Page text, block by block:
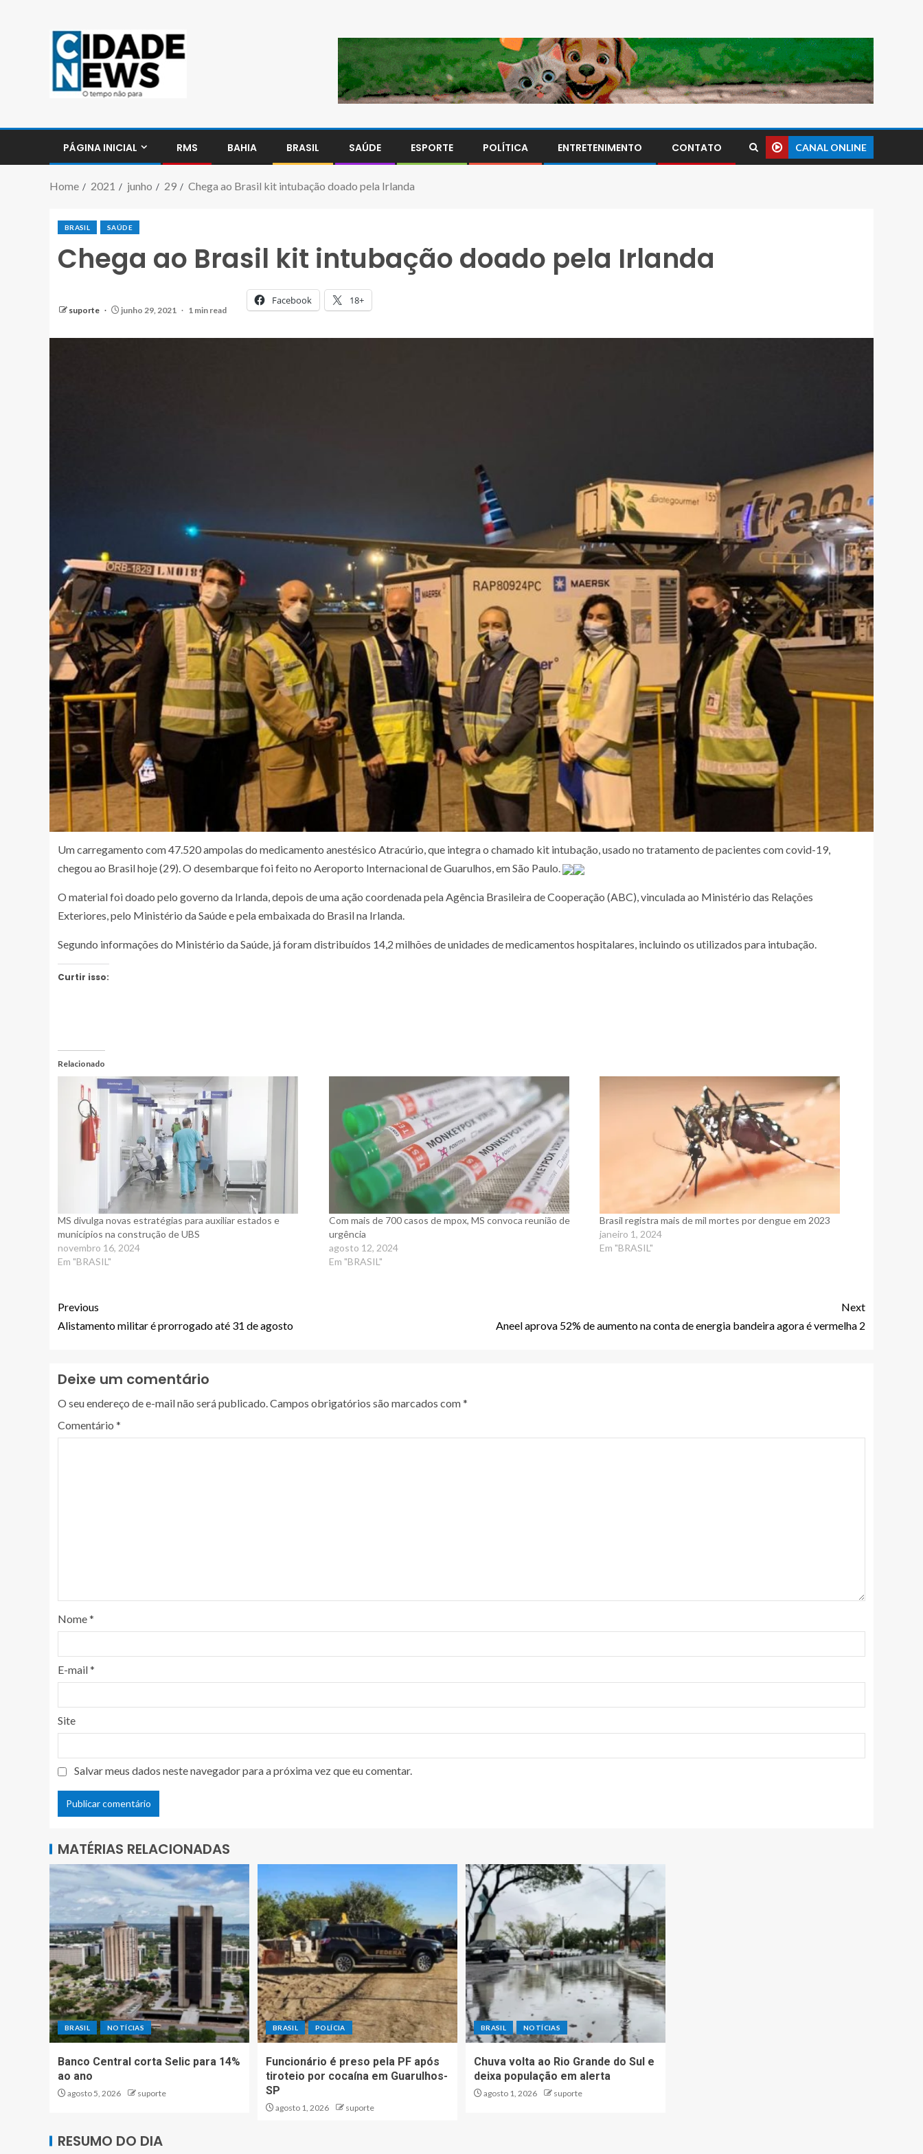
PÁGINA INICIAL RMS BAHIA BRASIL SAÚDE ESPORTE POLÍTICA ENTRETENIMENTO CONTATO CANAL ONLINE
Home 2021 junho 29 Chega ao Brasil kit intubação doado pela Irlanda
BRASIL SAÚDE
Chega ao Brasil kit intubação doado pela Irlanda
suporte junho 29, 2021 1 min read
Facebook 18+
Um carregamento com 47.520 ampolas do medicamento anestésico Atracúrio, que integra o chamado kit intubação, usado no tratamento de pacientes com covid-19,
chegou ao Brasil hoje (29). O desembarque foi feito no Aeroporto Internacional de Guarulhos, em São Paulo.
O material foi doado pelo governo da Irlanda, depois de uma ação coordenada pela Agência Brasileira de Cooperação (ABC), vinculada ao Ministério das Relações
Exteriores, pelo Ministério da Saúde e pela embaixada do Brasil na Irlanda.
Segundo informações do Ministério da Saúde, já foram distribuídos 14,2 milhões de unidades de medicamentos hospitalares, incluindo os utilizados para intubação.
Curtir isso:
Relacionado
MS divulga novas estratégias para auxiliar estados e
municípios na construção de UBS
novembro 16, 2024
Em "BRASIL"
Com mais de 700 casos de mpox, MS convoca reunião de
urgência
agosto 12, 2024
Em "BRASIL"
Brasil registra mais de mil mortes por dengue em 2023
janeiro 1, 2024
Em "BRASIL"
Previous
Alistamento militar é prorrogado até 31 de agosto
Next
Aneel aprova 52% de aumento na conta de energia bandeira agora é vermelha 2
Deixe um comentário
O seu endereço de e-mail não será publicado. Campos obrigatórios são marcados com*
Comentário *
Nome*
E-mail*
Site
Salvar meus dados neste navegador para a próxima vez que eu comentar.
MATÉRIAS RELACIONADAS
BRASIL NOTÍCIAS
Banco Central corta Selic para 14%
ao ano
agosto 5, 2026 suporte
BRASIL POLÍCIA
Funcionário é preso pela PF após
tiroteio por cocaína em Guarulhos-
SP
agosto 1, 2026 suporte
BRASIL NOTÍCIAS
Chuva volta ao Rio Grande do Sul e
deixa população em alerta
agosto 1, 2026 suporte
RESUMO DO DIA